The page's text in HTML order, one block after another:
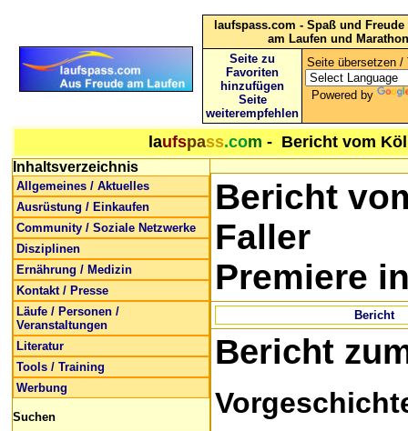
laufspass.com - Spaß und
am Laufen und Marathon
Seite zu
Favoriten
hinzufügen
Seite
weiterempfehlen
Seite übersetzen /
Powered by
laufspass.com - Bericht vom
Inhaltsverzeichnis
Allgemeines / Aktuelles
Ausrüstung / Einkaufen
Community / Soziale Netzwerke
Disziplinen
Ernährung / Medizin
Kontakt / Presse
Läufe / Personen /
Veranstaltungen
Literatur
Tools / Training
Werbung
Suchen
Bericht
Faller
Premiere
Bericht
Bericht